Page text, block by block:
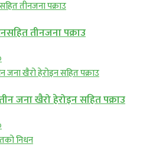
तीनजना पक्राउ
जना खैरो हेरोइन सहित पक्राउ